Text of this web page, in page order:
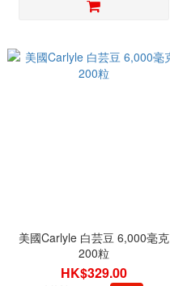
美國Carlyle 白芸豆 6,000毫克
200粒
HK$329.00